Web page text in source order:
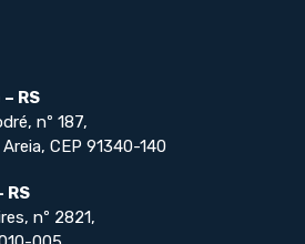
RS
nº 187,
CEP 91340-140
RS
nº 2821,